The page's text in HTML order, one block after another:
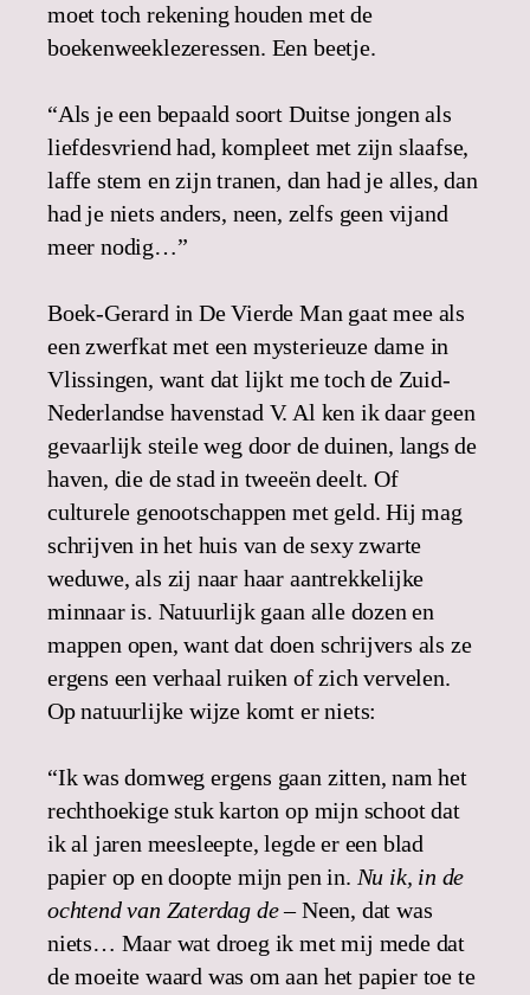
moet toch rekening houden met de
boekenweeklezeressen. Een beetje.
“Als je een bepaald soort Duitse jongen als
liefdesvriend had, kompleet met zijn slaafse,
laffe stem en zijn tranen, dan had je alles, dan
had je niets anders, neen, zelfs geen vijand
meer nodig…”
Boek-Gerard in De Vierde Man gaat mee als
een zwerfkat met een mysterieuze dame in
Vlissingen, want dat lijkt me toch de Zuid-
Nederlandse havenstad V. Al ken ik daar geen
gevaarlijk steile weg door de duinen, langs de
haven, die de stad in tweeën deelt. Of
culturele genootschappen met geld. Hij mag
schrijven in het huis van de sexy zwarte
weduwe, als zij naar haar aantrekkelijke
minnaar is. Natuurlijk gaan alle dozen en
mappen open, want dat doen schrijvers als ze
ergens een verhaal ruiken of zich vervelen.
Op natuurlijke wijze komt er niets:
“Ik was domweg ergens gaan zitten, nam het
rechthoekige stuk karton op mijn schoot dat
ik al jaren meesleepte, legde er een blad
papier op en doopte mijn pen in. Nu ik, in de
ochtend van Zaterdag de– Neen, dat was
niets… Maar wat droeg ik met mij mede dat
de moeite waard was om aan het papier toe te